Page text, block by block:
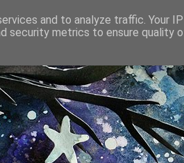
and to analyze traffic. Your
security metrics to ensure quality